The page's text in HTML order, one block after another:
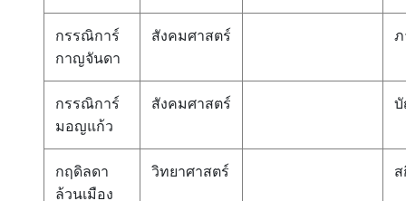
กรรณิการ์
กาญจันดา
สังคมศาสตร์
กรรณิการ์
มอญแก้ว
สังคมศาสตร์
กฤดิลดา
ล้วนเมือง
วิทยาศาสตร์